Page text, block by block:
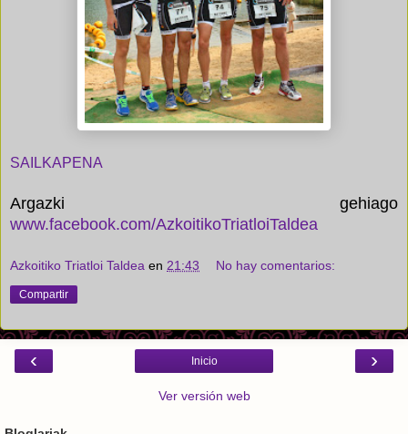
SAILKAPENA
Argazki gehiago
www.facebook.com/AzkoitikoTriatloiTaldea
Azkoitiko Triatloi Taldea en 21:43 No hay comentarios:
Compartir
‹ ›
Inicio
Ver versión web